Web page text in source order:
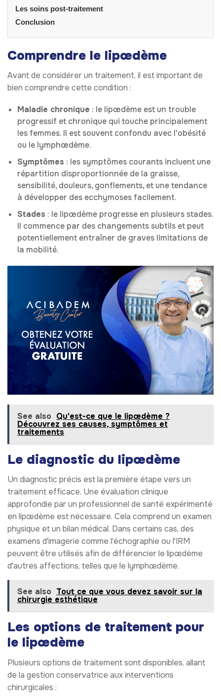
Les soins post-traitement
Conclusion
Comprendre le lipœdème
Avant de considérer un traitement, il est important de
bien comprendre cette condition :
Maladie chronique : le lipœdème est un trouble
progressif et chronique qui touche principalement
les femmes. Il est souvent confondu avec l'obésité
ou le lymphœdème.
Symptômes : les symptômes courants incluent une
répartition disproportionnée de la graisse,
sensibilité, douleurs, gonflements, et une tendance
à développer des ecchymoses facilement.
Stades : le lipœdème progresse en plusieurs stades.
Il commence par des changements subtils et peut
potentiellement entraîner de graves limitations de
la mobilité.
See also Qu'est-ce que le lipœdème ?
Découvrez ses causes, symptômes et
traitements
Le diagnostic du lipœdème
Un diagnostic précis est la première étape vers un
traitement efficace. Une évaluation clinique
approfondie par un professionnel de santé expérimenté
en lipœdème est nécessaire. Cela comprend un examen
physique et un bilan médical. Dans certains cas, des
examens d'imagerie comme l'échographie ou l'IRM
peuvent être utilisés afin de différencier le lipœdème
d'autres affections, telles que le lymphœdème.
See also Tout ce que vous devez savoir sur la
chirurgie esthétique
Les options de traitement pour
le lipœdème
Plusieurs options de traitement sont disponibles, allant
de la gestion conservatrice aux interventions
chirurgicales :